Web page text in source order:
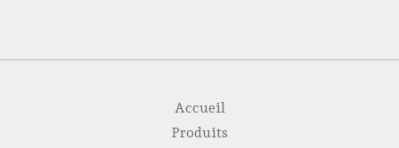
Accueil
Produits